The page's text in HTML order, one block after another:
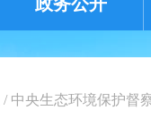
/ 中央生态环境保护督